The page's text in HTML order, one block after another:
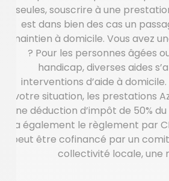
seules, souscrire à une
est dans bien des cas un
maintien à domicile. Vous avez
? Pour les personnes âgées
handicap, diverses aides
interventions d’aide à
votre situation, les prestations
une déduction d’impôt de 50%
a également le règlement par
peut être cofinancé par un
collectivité locale, une